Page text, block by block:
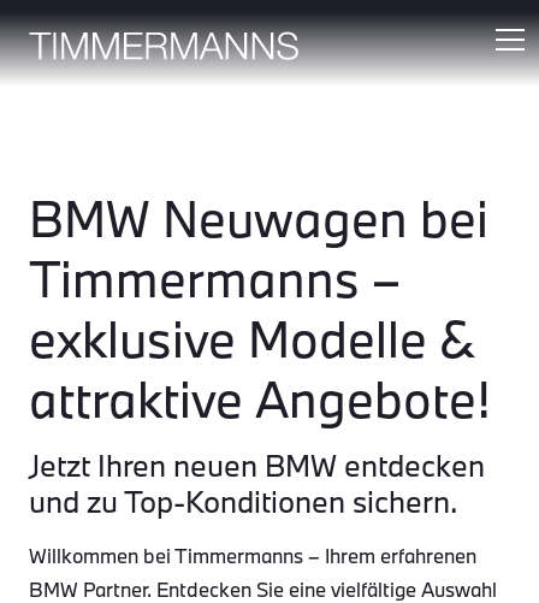
BMW Neuwagen bei
Timmermanns –
exklusive Modelle &
attraktive Angebote!
Jetzt Ihren neuen BMW entdecken
und zu Top-Konditionen sichern.
Willkommen bei Timmermanns – Ihrem erfahrenen
BMW Partner. Entdecken Sie eine vielfältige Auswahl